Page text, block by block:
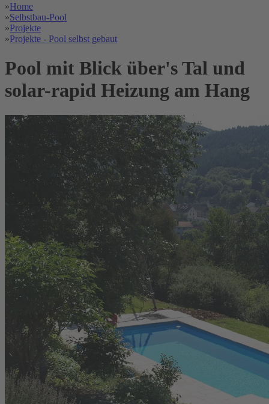
»Home
»Selbstbau-Pool
»Projekte
»Projekte - Pool selbst gebaut
Pool mit Blick über's Tal und
solar-rapid Heizung am Hang